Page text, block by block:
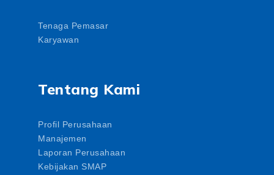
Tenaga Pemasar
Karyawan
Tentang Kami
Profil Perusahaan
Manajemen
Laporan Perusahaan
Kebijakan SMAP